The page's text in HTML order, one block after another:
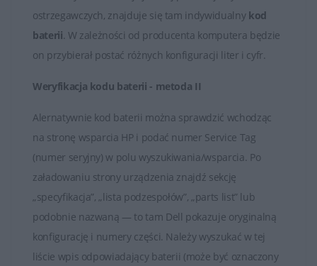
Baterie HP są kluczowymi elementami zapewniającymi
mobilność i niezależność od stałego źródła zasilania dla
przenośnych urządzeń marki HP. Ważne jest
odpowiednie użytkowanie i pielęgnacja baterii, aby
ostrzegawczych, znajduje się tam indywidualny kod
baterii. W zależności od producenta komputera będzie
on przybierał postać różnych konfiguracji liter i cyfr.
Weryfikacja kodu baterii - metoda II
Alernatywnie kod baterii można sprawdzić wchodząc
na stronę wsparcia HP i podać numer Service Tag
(numer seryjny) w polu wyszukiwania/wsparcia. Po
załadowaniu strony urządzenia znajdź sekcję
„specyfikacja”, „lista podzespołów”, „parts list” lub
podobnie nazwaną — to tam Dell pokazuje oryginalną
konfigurację i numery części. Należy wyszukać w tej
liście wpis odpowiadający baterii (może być oznaczony